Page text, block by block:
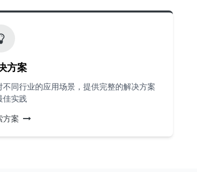
方案
不同行业的应用场景，提供完整的解决方案
佳实践
方案